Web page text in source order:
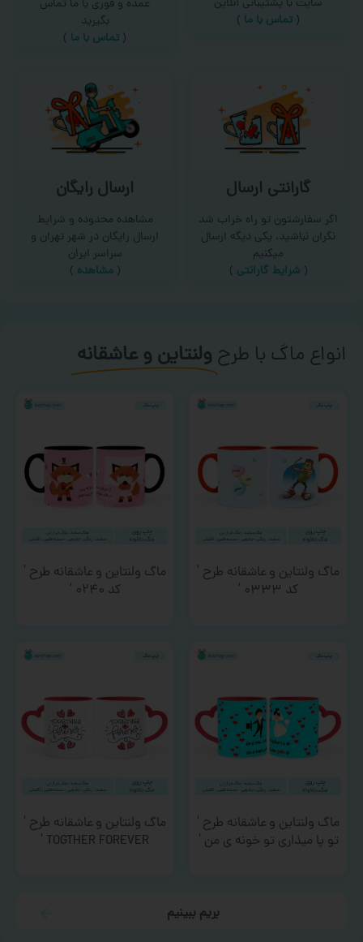
سایت با پشتیبانی آنلاین
( تماس با ما‌ )
عمده و فوری با ما تماس
بگیرید
( تماس با ما )
گارانتی ارسال
اگر سفارشتون تو راه خراب شد
نگران نباشید، یکی دیگه ارسال
میکنیم
( شرایط گارانتی )
ارسال رایگان
مشاهده محدوده و شرایط
ارسال رایگان در شهر تهران و
سراسر ایران
(مشاهده )
انواع ماگ با طرح ولنتاین و عاشقانه
ماگ ولنتاین و عاشقانه طرح ‘
کد ۰۳۳۳ ‘
ماگ ولنتاین و عاشقانه طرح ‘
کد ۰۲۴۰ ‘
ماگ ولنتاین و عاشقانه طرح ‘
تو پا میذاری تو خونه ی من ‘
ماگ ولنتاین و عاشقانه طرح ‘
TOGTHER FOREVER ‘
بریم ببینیم